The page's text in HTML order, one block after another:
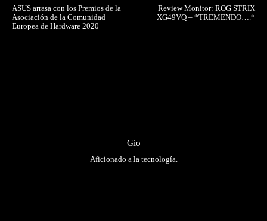
ASUS arrasa con los Premios de la
Asociación de la Comunidad
Europea de Hardware 2020
Review Monitor: ROG STRIX
XG49VQ – *TREMENDO….*
Gio
Aficionado a la tecnología.